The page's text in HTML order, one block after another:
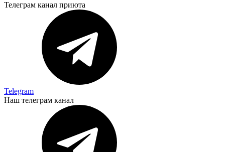
Телеграм канал приюта
Telegram
Наш телеграм канал